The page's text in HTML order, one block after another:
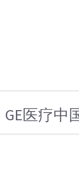
GE医疗中